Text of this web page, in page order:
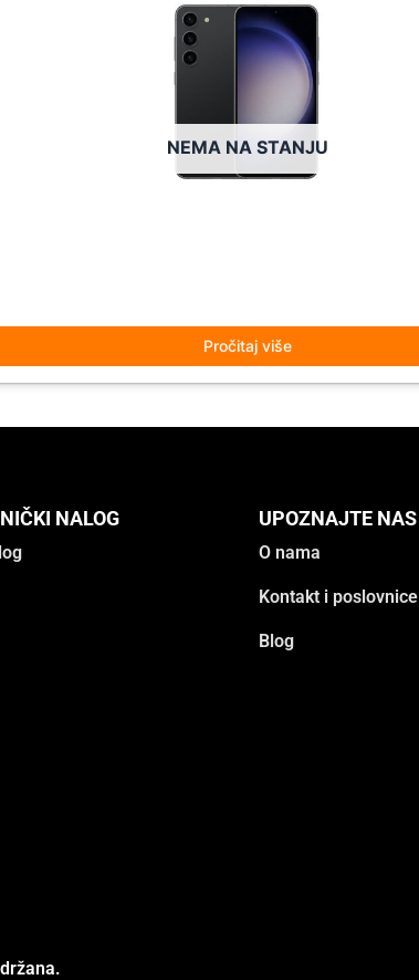
NEMA NA STANJU
Pročitaj više
NALOG UPOZNAJTE NAS
O nama
Kontakt i poslovnice
Blog